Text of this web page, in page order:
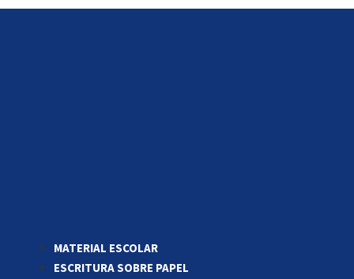
MATERIAL ESCOLAR
ESCRITURA SOBRE PAPEL